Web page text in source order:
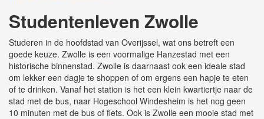
Studentenleven Zwolle
Studeren in de hoofdstad van Overijssel, wat ons betreft een
goede keuze. Zwolle is een voormalige Hanzestad met een
historische binnenstad. Zwolle is daarnaast ook een ideale stad
om lekker een dagje te shoppen of om ergens een hapje te eten
of te drinken. Vanaf het station is het een klein kwartiertje naar de
stad met de bus, naar Hogeschool Windesheim is het nog geen
10 minuten met de bus of fiets. Ook is Zwolle een mooie stad met